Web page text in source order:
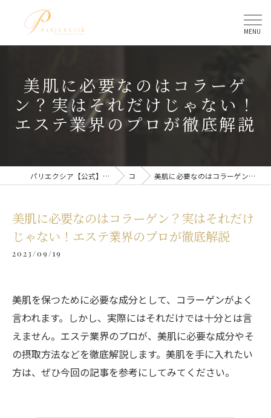
美肌に必要なのはコラーゲ
ン？実はそれだけじゃない！
エステ業界のプロが徹底解説
パリエクシア【公式】｜名古屋駅のトータルビューティーサロン コラム 美肌に必要なのはコラーゲン？実はそれだけじゃない！エステ業界のプロが徹底解説
美肌に必要なのはコラーゲン？実はそれだけ
じゃない！エステ業界のプロが徹底解説
2023/09/19
美肌を保つために必要な成分として、コラーゲンがよく
言われます。しかし、実際にはそれだけでは十分とは言
えません。エステ業界のプロが、美肌に必要な成分やそ
の摂取方法などを徹底解説します。美肌を手に入れたい
方は、ぜひ今回の記事を参考にしてみてください。